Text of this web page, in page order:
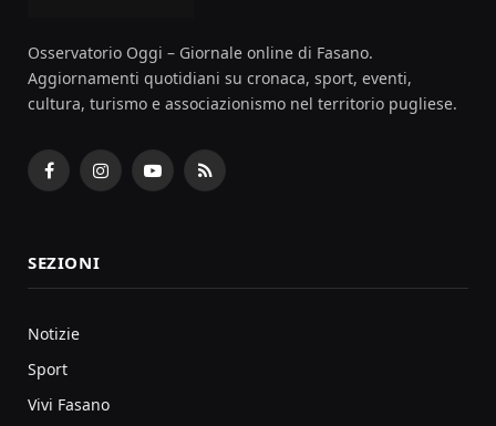
Osservatorio Oggi – Giornale online di Fasano.
Aggiornamenti quotidiani su cronaca, sport, eventi,
cultura, turismo e associazionismo nel territorio pugliese.
FacebookInstagramYouTubeRSS
SEZIONI
Notizie
Sport
Vivi Fasano